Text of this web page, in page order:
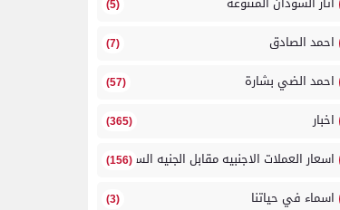
(5)
احمد الصادق (7)
احمد الضي بشارة (57)
اخبار (365)
اسعار العملات الاجنبيه مقابل الجنيه السوداني
(156)
اسماء في حياتنا (3)